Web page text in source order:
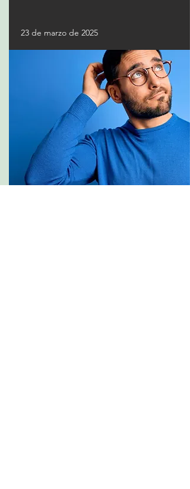
23 de marzo de 2025